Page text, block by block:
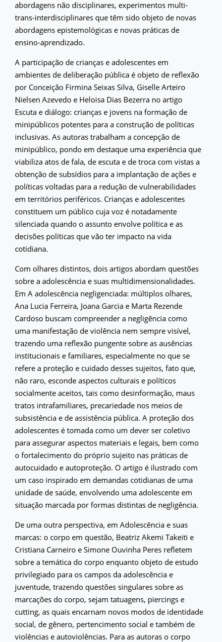
abordagens não disciplinares, experimentos multi-
trans-interdisciplinares que têm sido objeto de novas
abordagens epistemológicas e novas práticas de
ensino-aprendizado.
A participação de crianças e adolescentes em
ambientes de deliberação pública é objeto de reflexão
por Conceição Firmina Seixas Silva, Giselle Arteiro
Nielsen Azevedo e Heloisa Dias Bezerra no artigo
Escuta e diálogo: crianças e jovens na formação de
minipúblicos potentes para a construção de políticas
inclusivas. As autoras trabalham a concepção de
minipúblico, pondo em destaque uma experiência que
viabiliza atos de fala, de escuta e de troca com vistas a
obtenção de subsídios para a implantação de ações e
políticas voltadas para a redução de vulnerabilidades
em territórios periféricos. Crianças e adolescentes
constituem um público cuja voz é notadamente
silenciada quando o assunto envolve política e as
decisões políticas que vão ter impacto na vida
cotidiana.
Com olhares distintos, dois artigos abordam questões
sobre a adolescência e suas multidimensionalidades.
Em A adolescência negligenciada: múltiplos olhares,
Ana Lucia Ferreira, Joana Garcia e Marta Rezende
Cardoso buscam compreender a negligência como
uma manifestação de violência nem sempre visível,
trazendo uma reflexão pungente sobre as ausências
institucionais e familiares, especialmente no que se
refere a proteção e cuidado desses sujeitos, fato que,
não raro, esconde aspectos culturais e políticos
socialmente aceitos, tais como desinformação, maus
tratos intrafamiliares, precariedade nos meios de
subsistência e de assistência pública. A proteção dos
adolescentes é tomada como um dever ser coletivo
para assegurar aspectos materiais e legais, bem como
o fortalecimento do próprio sujeito nas práticas de
autocuidado e autoproteção. O artigo é ilustrado com
um caso inspirado em demandas cotidianas de uma
unidade de saúde, envolvendo uma adolescente em
situação marcada por formas distintas de negligência.
De uma outra perspectiva, em Adolescência e suas
marcas: o corpo em questão, Beatriz Akemi Takeiti e
Cristiana Carneiro e Simone Ouvinha Peres refletem
sobre a temática do corpo enquanto objeto de estudo
privilegiado para os campos da adolescência e
juventude, trazendo questões singulares sobre as
marcações do corpo, sejam tatuagens, piercings e
cutting, as quais encarnam novos modos de identidade
social, de gênero, pertencimento social e também de
violências e autoviolências. Para as autoras o corpo